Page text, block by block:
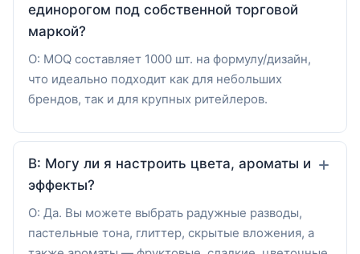
единорогом под собственной торговой
маркой?
О: MOQ составляет 1000 шт. на формулу/дизайн,
что идеально подходит как для небольших
брендов, так и для крупных ритейлеров.
В: Могу ли я настроить цвета, ароматы и
эффекты?
О: Да. Вы можете выбрать радужные разводы,
пастельные тона, глиттер, скрытые вложения, а